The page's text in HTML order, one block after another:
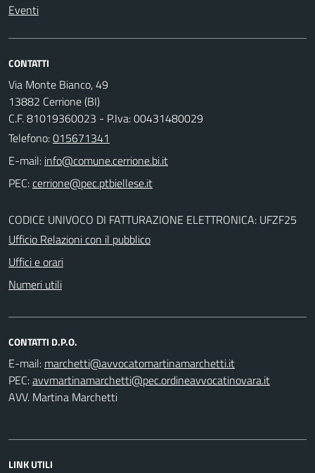
Eventi
CONTATTI
Via Monte Bianco, 49
13882 Cerrione (BI)
C.F. 81019360023 - P.Iva: 00431480029
Telefono:015671341
E-mail:
PEC:
CODICE UNIVOCO DI FATTURAZIONE ELETTRONICA: UFZF25
Ufficio Relazioni con il pubblico
Uffici e orari
Numeri utili
CONTATTI D.P.O.
E-mail:
PEC:
AVV. Martina Marchetti
LINK UTILI